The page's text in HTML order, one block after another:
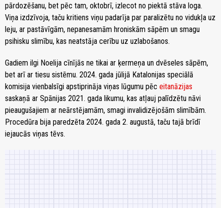
pārdozēšanu, bet pēc tam, oktobrī, izlecot no piektā stāva loga.
Viņa izdzīvoja, taču kritiens viņu padarīja par paralizētu no vidukļa uz
leju, ar pastāvīgām, nepanesamām hroniskām sāpēm un smagu
psihisku slimību, kas neatstāja cerību uz uzlabošanos.
Gadiem ilgi Noelija cīnījās ne tikai ar ķermeņa un dvēseles sāpēm,
bet arī ar tiesu sistēmu. 2024. gada jūlijā Katalonijas speciālā
komisija vienbalsīgi apstiprināja viņas lūgumu pēc eitanāzijas
saskaņā ar Spānijas 2021. gada likumu, kas atļauj palīdzētu nāvi
pieaugušajiem ar neārstējamām, smagi invalidizējošām slimībām.
Procedūra bija paredzēta 2024. gada 2. augustā, taču tajā brīdī
iejaucās viņas tēvs.